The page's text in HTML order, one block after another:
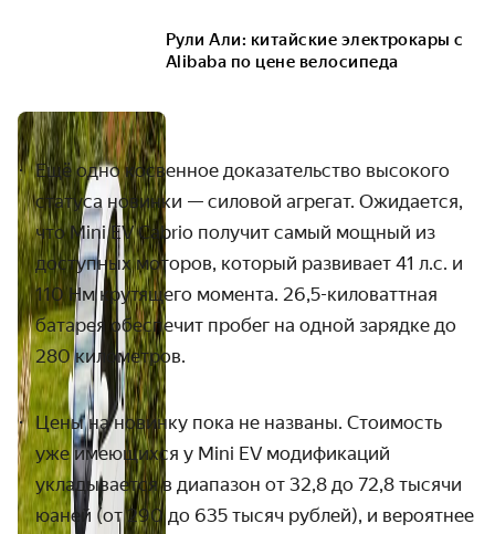
Рули Али: китайские электрокары с
Alibaba по цене велосипеда
Ещё одно косвенное доказательство высокого
статуса новинки — силовой агрегат. Ожидается,
что Mini EV Cabrio получит самый мощный из
доступных моторов, который развивает 41 л.с. и
110 Нм крутящего момента. 26,5-киловаттная
батарея обеспечит пробег на одной зарядке до
280 километров.
Цены на новинку пока не названы. Стоимость
уже имеющихся у Mini EV модификаций
укладывается в диапазон от 32,8 до 72,8 тысячи
юаней (от 290 до 635 тысяч рублей), и вероятнее